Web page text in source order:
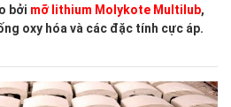
bởi mỡ lithium Molykote Multilub,
oxy hóa và các đặc tính cực áp.